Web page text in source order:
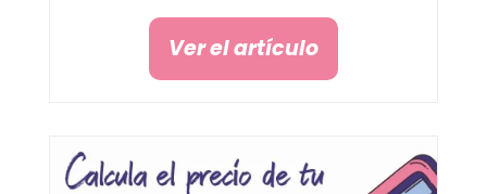
Ver el artículo